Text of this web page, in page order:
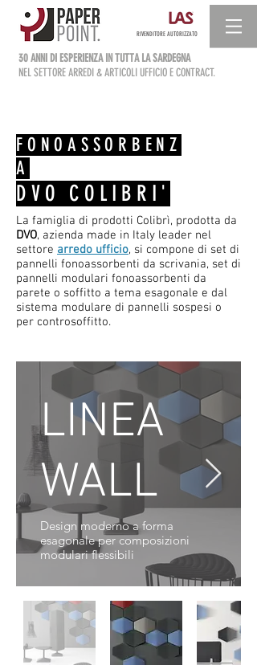
RIVENDITORE AUTORIZZATO
30 ANNI DI ESPERIENZA IN TUTTA LA SARDEGNA
NEL SETTORE ARREDI & ARTICOLI UFFICIO E CONTRACT.
FONOASSORBENZ
A
DVO COLIBRI'
La famiglia di prodotti Colibrì, prodotta da
DVO, azienda made in Italy leader nel
settore arredo ufficio, si compone di set di
pannelli fonoassorbenti da scrivania, set di
pannelli modulari fonoassorbenti da
parete o soffitto a tema esagonale e dal
sistema modulare di pannelli sospesi o
per controsoffitto.
LINEA
WALL
Design moderno a forma
esagonale per composizioni
modulari flessibili